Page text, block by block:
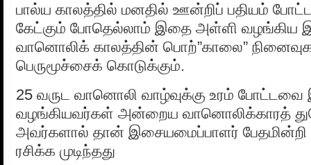
பால்ய காலத்தில் மனதில் ஊன்றிப் பதியம்
கேட்கும் போதெல்லாம் இதை அள்ளி வழங்கிய
வானொலிக் காலத்தின் பொற்”காலை”
பெருமூச்சைக் கொடுக்கும்.
25 வருட வானொலி வாழ்வுக்கு உரம்
வழங்கியவர்கள் அன்றைய வானொலிக்காரத்
அவர்களால் தான் இசையமைப்பாளர் பேதமின்றி
ரசிக்க முடிந்தது